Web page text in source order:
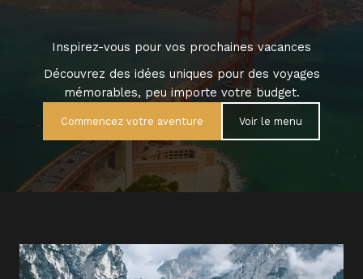
Inspirez-vous pour vos prochaines vacances
Découvrez des idées uniques pour des voyages
mémorables, peu importe votre budget.
Commencez votre aventure Voir le menu